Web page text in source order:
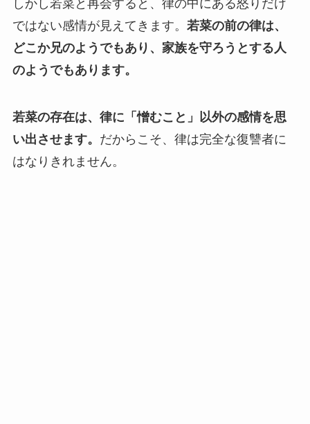
しかし若菜と再会すると、律の中にある怒りだけ
ではない感情が見えてきます。 若菜の前の律は、
どこか兄のようでもあり、家族を守ろうとする人
のようでもあります。
若菜の存在は、律に「憎むこと」以外の感情を思
い出させます。 だからこそ、律は完全な復讐者に
はなりきれません。